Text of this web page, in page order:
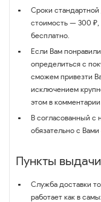
Сроки стандартной
стоимость — 300 ₽,
бесплатно.
Если Вам
определиться с
сможем привезти
исключением
этом в комментарии
В согласованный с
обязательно с
Пункты
Служба доставки
работает как в